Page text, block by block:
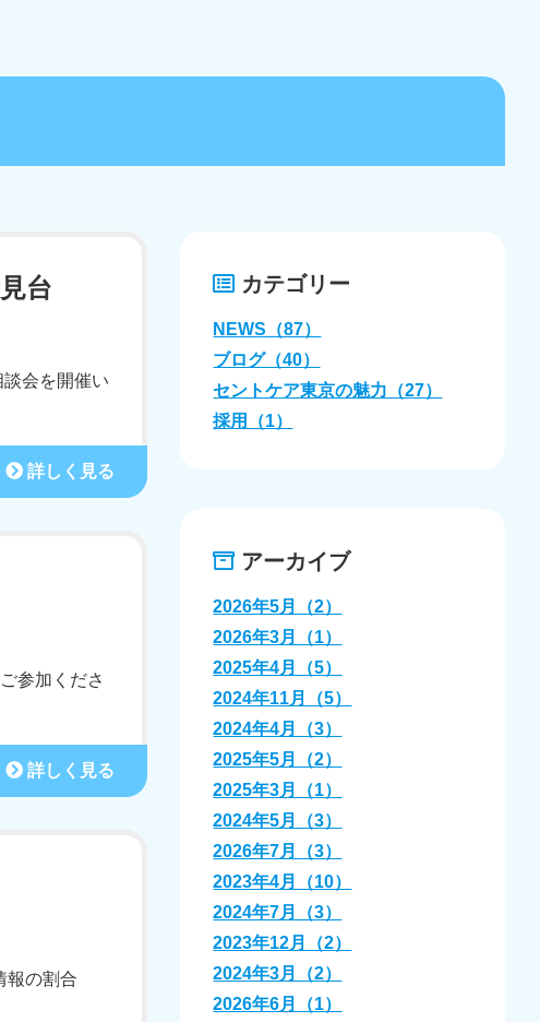
台
会を開催い
詳しく見る
参加くださ
詳しく見る
報の割合
カテゴリー
NEWS（87）
ブログ（40）
セントケア東京の魅力（27）
採用（1）
アーカイブ
2026年5月（2）
2026年3月（1）
2025年4月（5）
2024年11月（5）
2024年4月（3）
2025年5月（2）
2025年3月（1）
2024年5月（3）
2026年7月（3）
2023年4月（10）
2024年7月（3）
2023年12月（2）
2024年3月（2）
2026年6月（1）